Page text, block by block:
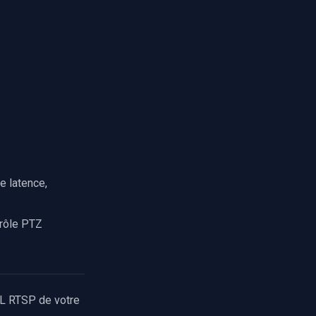
latence,
PTZ
RTSP de votre